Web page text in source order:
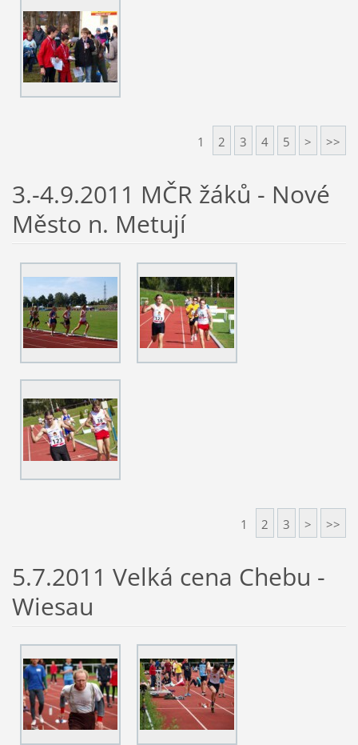
1 2 3 4 5 > >>
3.-4.9.2011 MČR žáků - Nové
Město n. Metují
1 2 3 > >>
5.7.2011 Velká cena Chebu -
Wiesau